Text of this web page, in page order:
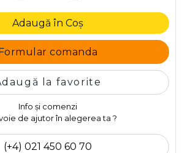
Adaugă în Coș
comanda
la favorite
Info și comenzi
de ajutor în alegerea ta ?
(+4) 021 450 60 70